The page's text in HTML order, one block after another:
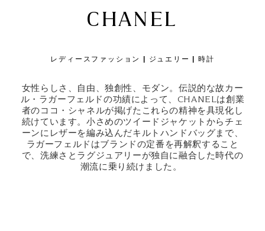
CHANEL
レディースファッション | ジュエリー | 時計
女性らしさ、自由、独創性、モダン。伝説的な故カー
ル・ラガーフェルドの功績によって、CHANELは創業
者のココ・シャネルが掲げたこれらの精神を具現化し
続けています。小さめのツイードジャケットからチェ
ーンにレザーを編み込んだキルトハンドバッグまで、
ラガーフェルドはブランドの定番を再解釈すること
で、洗練さとラグジュアリーが独自に融合した時代の
潮流に乗り続けました。